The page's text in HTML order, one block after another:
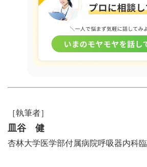
［執筆者］
皿谷 健
杏林大学医学部付属病院呼吸器内科